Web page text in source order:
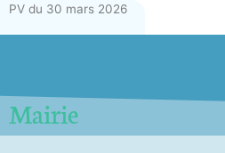
PV du 30 mars 2026
Mairie